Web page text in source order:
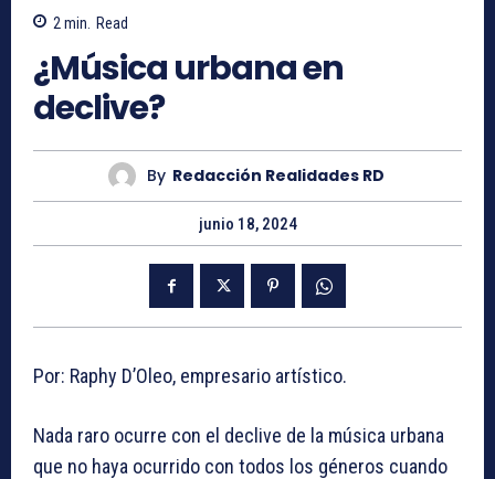
2 min. Read
¿Música urbana en
declive?
By Redacción Realidades RD
junio 18, 2024
Por: Raphy D’Oleo, empresario artístico.
Nada raro ocurre con el declive de la música urbana
que no haya ocurrido con todos los géneros cuando